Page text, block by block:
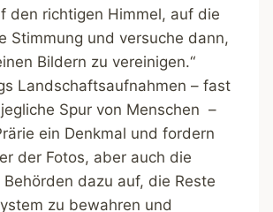
den richtigen Himmel, auf die
Stimmung und versuche dann,
Bildern zu vereinigen.“
Landschaftsaufnahmen – fast
Spur von Menschen –
ein Denkmal und fordern
der Fotos, aber auch die
dazu auf, die Reste
zu bewahren und